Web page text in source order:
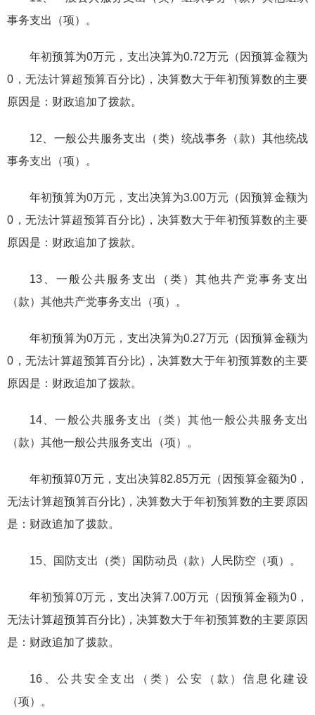
事务支出（项）。
年初预算为0万元，支出决算为0.72万元（因预算金额为
0，无法计算超预算百分比)，决算数大于年初预算数的主要
原因是：财政追加了拨款。
12、一般公共服务支出（类）统战事务（款）其他统战
事务支出（项）。
年初预算为0万元，支出决算为3.00万元（因预算金额为
0，无法计算超预算百分比)，决算数大于年初预算数的主要
原因是：财政追加了拨款。
13、一般公共服务支出（类）其他共产党事务支出
（款）其他共产党事务支出（项）。
年初预算为0万元，支出决算为0.27万元（因预算金额为
0，无法计算超预算百分比)，决算数大于年初预算数的主要
原因是：财政追加了拨款。
14、一般公共服务支出（类）其他一般公共服务支出
（款）其他一般公共服务支出（项）。
年初预算0万元，支出决算82.85万元（因预算金额为0，
无法计算超预算百分比)，决算数大于年初预算数的主要原因
是：财政追加了拨款。
15、国防支出（类）国防动员（款）人民防空（项）。
年初预算0万元，支出决算7.00万元（因预算金额为0，
无法计算超预算百分比)，决算数大于年初预算数的主要原因
是：财政追加了拨款。
16、公共安全支出（类）公安（款）信息化建设
（项）。